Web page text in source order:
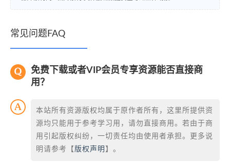
常见问题FAQ
免费下载或者VIP会员专享资源能否直接商
用？
本站所有资源版权均属于原作者所有，这里所提供资
源均只能用于参考学习用，请勿直接商用。若由于商
用引起版权纠纷，一切责任均由使用者承担。更多说
明请参考【 版权声明 】。